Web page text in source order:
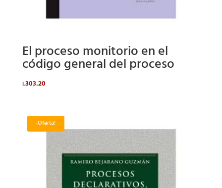
El proceso monitorio en el
código general del proceso
L303.20
¡Oferta!